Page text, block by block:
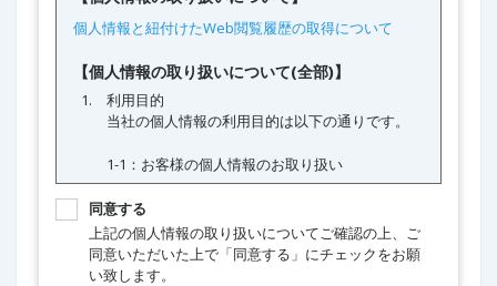
同意する
上記の個人情報の取り扱いについてご確認の上、ご
同意いただいた上で「同意する」にチェックをお願
い致します。